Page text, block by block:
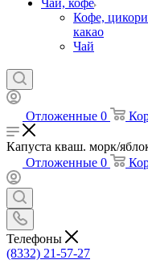
Чай, кофе
Кофе,
какао
Чай
Отложенные 0
Капуста кваш. морк/
Отложенные 0
Телефоны
(8332) 21-57-27